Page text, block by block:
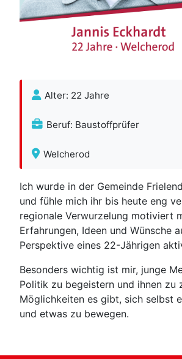
Alter: 22 Jahre
Beruf: Baustoffprüfer
Welcherod
Ich wurde in der Gemeinde
und fühle mich ihr bis heute eng
regionale Verwurzelung motiviert
Erfahrungen, Ideen und Wünsche
Perspektive eines 22-Jährigen
Besonders wichtig ist mir, junge
Politik zu begeistern und ihnen zu
Möglichkeiten es gibt, sich selbst
und etwas zu bewegen.